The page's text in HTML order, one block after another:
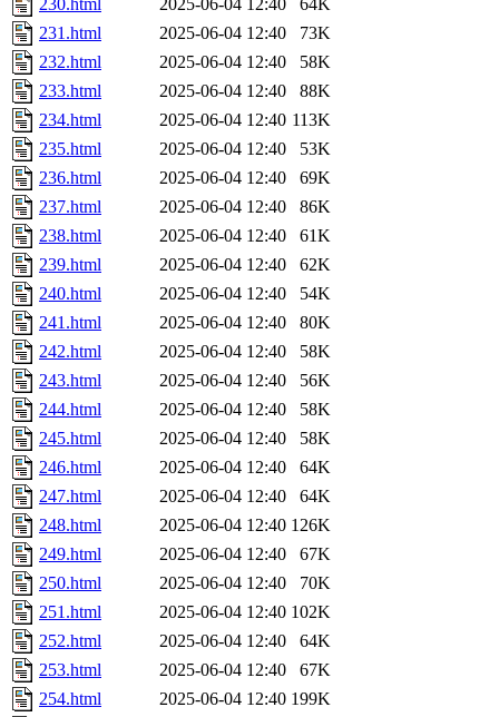
230.html
2025-06-04 12:40
64K
231.html
2025-06-04 12:40
73K
232.html
2025-06-04 12:40
58K
233.html
2025-06-04 12:40
88K
234.html
2025-06-04 12:40 113K
235.html
2025-06-04 12:40
53K
236.html
2025-06-04 12:40
69K
237.html
2025-06-04 12:40
86K
238.html
2025-06-04 12:40
61K
239.html
2025-06-04 12:40
62K
240.html
2025-06-04 12:40
54K
241.html
2025-06-04 12:40
80K
242.html
2025-06-04 12:40
58K
243.html
2025-06-04 12:40
56K
244.html
2025-06-04 12:40
58K
245.html
2025-06-04 12:40
58K
246.html
2025-06-04 12:40
64K
247.html
2025-06-04 12:40
64K
248.html
2025-06-04 12:40 126K
249.html
2025-06-04 12:40
67K
250.html
2025-06-04 12:40
70K
251.html
2025-06-04 12:40 102K
252.html
2025-06-04 12:40
64K
253.html
2025-06-04 12:40
67K
254.html
2025-06-04 12:40 199K